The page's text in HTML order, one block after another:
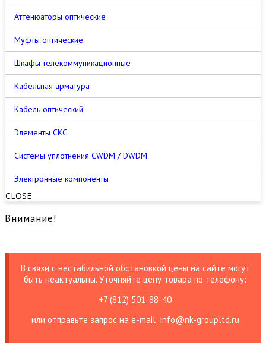
Аттенюаторы оптические
Муфты оптические
Шкафы телекоммуникационные
Кабельная арматура
Кабель оптический
Элементы СКС
Cистемы уплотнения CWDM / DWDM
Электронные компоненты
CLOSE
Внимание!
В связи с нестабильной обстановкой цены на сайте могут
быть неактуальны. Уточняйте цену товара по телефону:
+7 (812) 501-88-40
или отправьте запрос на е-mail: info@nk-groupltd.ru